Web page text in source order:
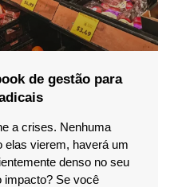
de gestão para
a crises. Nenhuma
elas vierem, haverá um
denso no seu
impacto? Se você